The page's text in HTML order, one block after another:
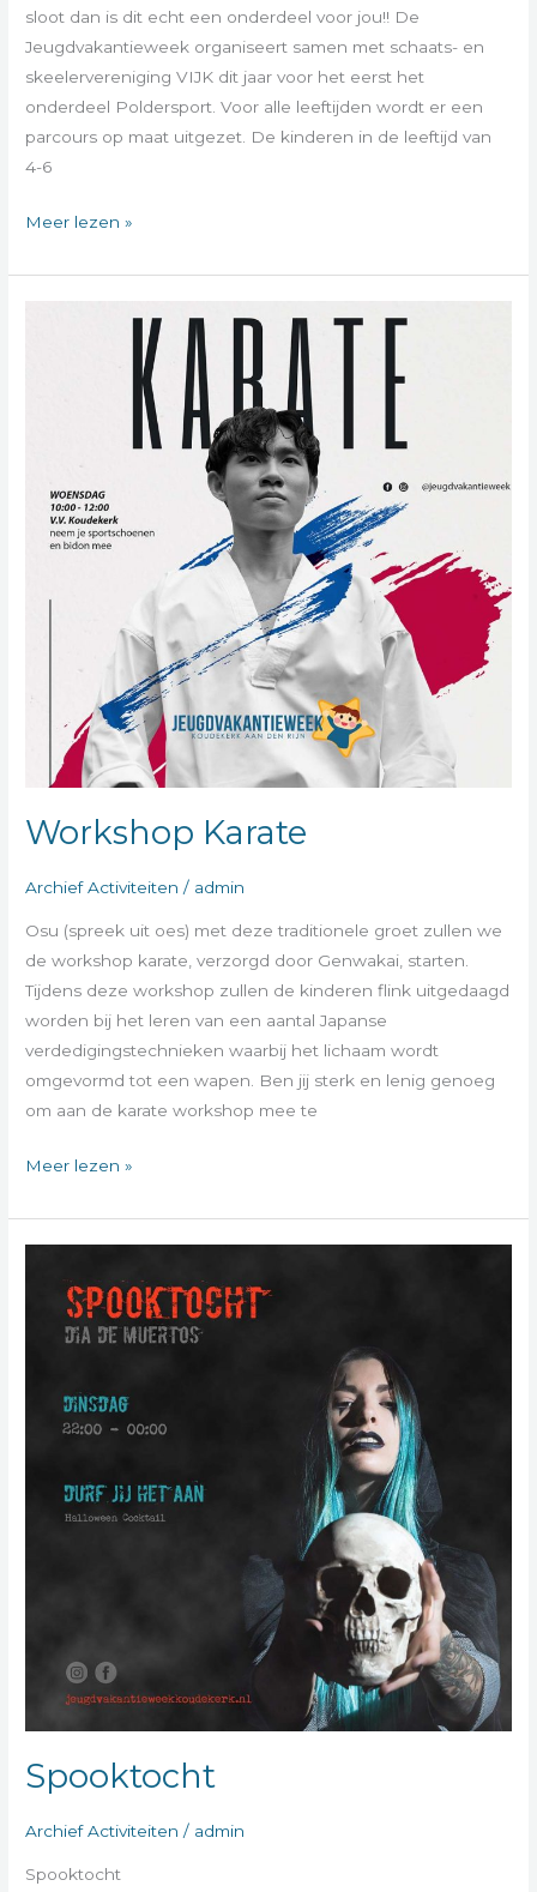
sloot dan is dit echt een onderdeel voor jou!! De
Jeugdvakantieweek organiseert samen met schaats- en
skeelervereniging VIJK dit jaar voor het eerst het
onderdeel Poldersport. Voor alle leeftijden wordt er een
parcours op maat uitgezet. De kinderen in de leeftijd van
4-6
Meer lezen »
Workshop Karate
Archief Activiteiten / admin
Osu (spreek uit oes) met deze traditionele groet zullen we
de workshop karate, verzorgd door Genwakai, starten.
Tijdens deze workshop zullen de kinderen flink uitgedaagd
worden bij het leren van een aantal Japanse
verdedigingstechnieken waarbij het lichaam wordt
omgevormd tot een wapen. Ben jij sterk en lenig genoeg
om aan de karate workshop mee te
Meer lezen »
Spooktocht
Archief Activiteiten / admin
Spooktocht